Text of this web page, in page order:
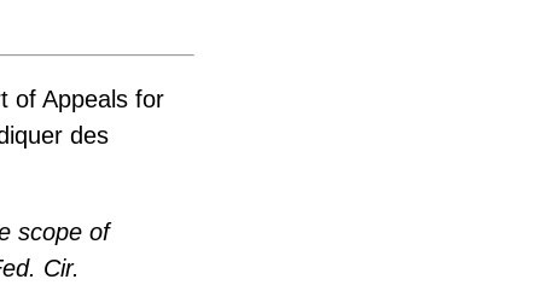
of Appeals for
des
scope of
Cir.